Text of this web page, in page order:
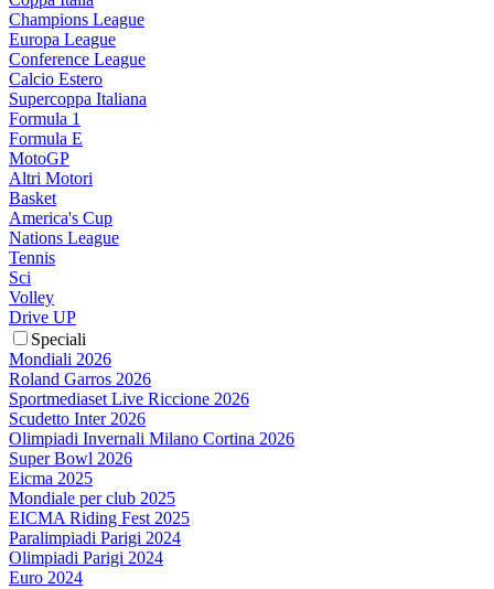
Champions League
Europa League
Conference League
Calcio Estero
Supercoppa Italiana
Formula 1
Formula E
MotoGP
Altri Motori
Basket
America's Cup
Nations League
Tennis
Sci
Volley
Drive UP
Speciali
Mondiali 2026
Roland Garros 2026
Sportmediaset Live Riccione 2026
Scudetto Inter 2026
Olimpiadi Invernali Milano Cortina 2026
Super Bowl 2026
Eicma 2025
Mondiale per club 2025
EICMA Riding Fest 2025
Paralimpiadi Parigi 2024
Olimpiadi Parigi 2024
Euro 2024